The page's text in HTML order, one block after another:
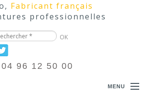
Fabricant français
professionnelles
04 96 12 50 00
MENU